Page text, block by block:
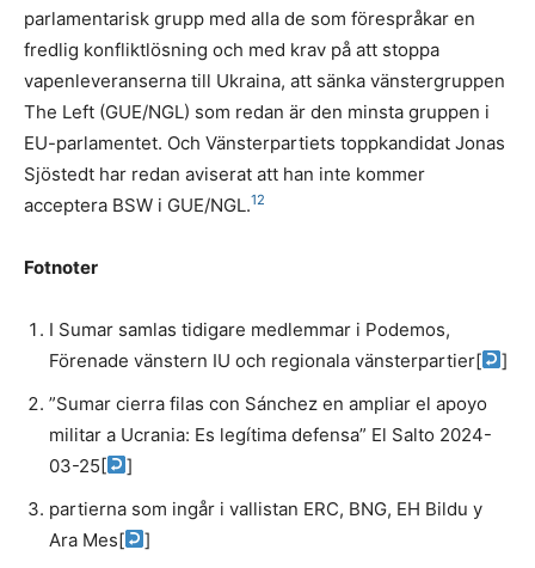
parlamentarisk grupp med alla de som förespråkar en
fredlig konfliktlösning och med krav på att stoppa
vapenleveranserna till Ukraina, att sänka vänstergruppen
The Left (GUE/NGL) som redan är den minsta gruppen i
EU-parlamentet. Och Vänsterpartiets toppkandidat Jonas
Sjöstedt har redan aviserat att han inte kommer
acceptera BSW i GUE/NGL.12
Fotnoter
I Sumar samlas tidigare medlemmar i Podemos,
Förenade vänstern IU och regionala vänsterpartier[
]
”Sumar cierra filas con Sánchez en ampliar el apoyo
militar a Ucrania: Es legítima defensa” El Salto 2024-
03-25[
]
partierna som ingår i vallistan ERC, BNG, EH Bildu y
Ara Mes[ ]